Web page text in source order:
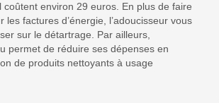
coûtent environ 29 euros. En plus de faire
les factures d’énergie, l’adoucisseur vous
sur le détartrage. Par ailleurs,
permet de réduire ses dépenses en
de produits nettoyants à usage